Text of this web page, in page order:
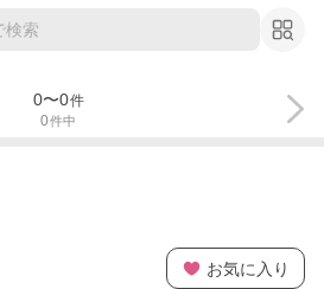
0件中
0〜0件
お気に入り